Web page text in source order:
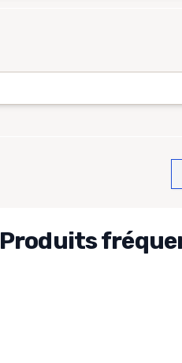
Produits